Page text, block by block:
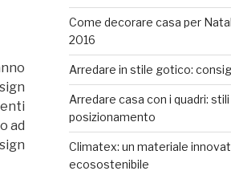
ad
Come decorare casa per
2016
Arredare in stile gotico:
Arredare casa con i quadri:
posizionamento
Climatex: un materiale
ecosostenibile